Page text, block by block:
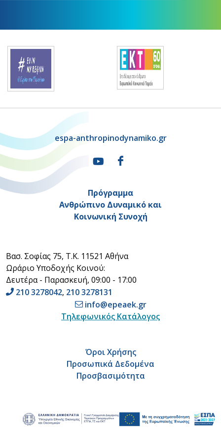
espa-anthropinodynamiko.gr
Βασ. Σοφίας 75, Τ.Κ. 11521 Αθήνα
Ωράριο Υποδοχής Κοινού:
Δευτέρα - Παρασκευή, 09:00 - 17:00
210 3278042, 210 3278131
info@epeaek.gr
Τηλεφωνικός Κατάλογος
Πρόγραμμα
Ανθρώπινο Δυναμικό και
Κοινωνική Συνοχή
Όροι Χρήσης
Προσωπικά Δεδομένα
Προσβασιμότητα